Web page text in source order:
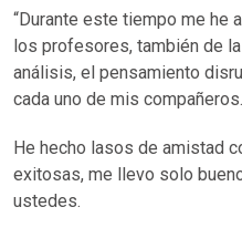
“Durante este tiempo me he
los profesores, también de
análisis, el pensamiento
cada uno de mis compañeros.
He hecho lasos de amistad
exitosas, me llevo solo
ustedes.